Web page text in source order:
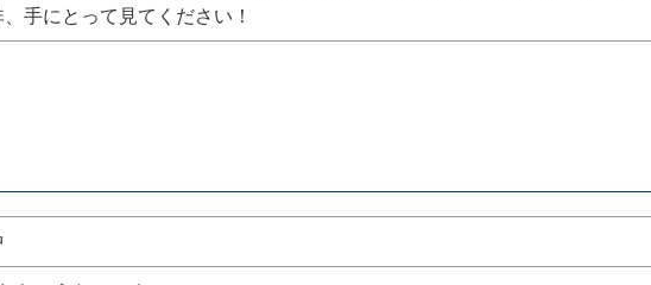
、手にとって見てください！